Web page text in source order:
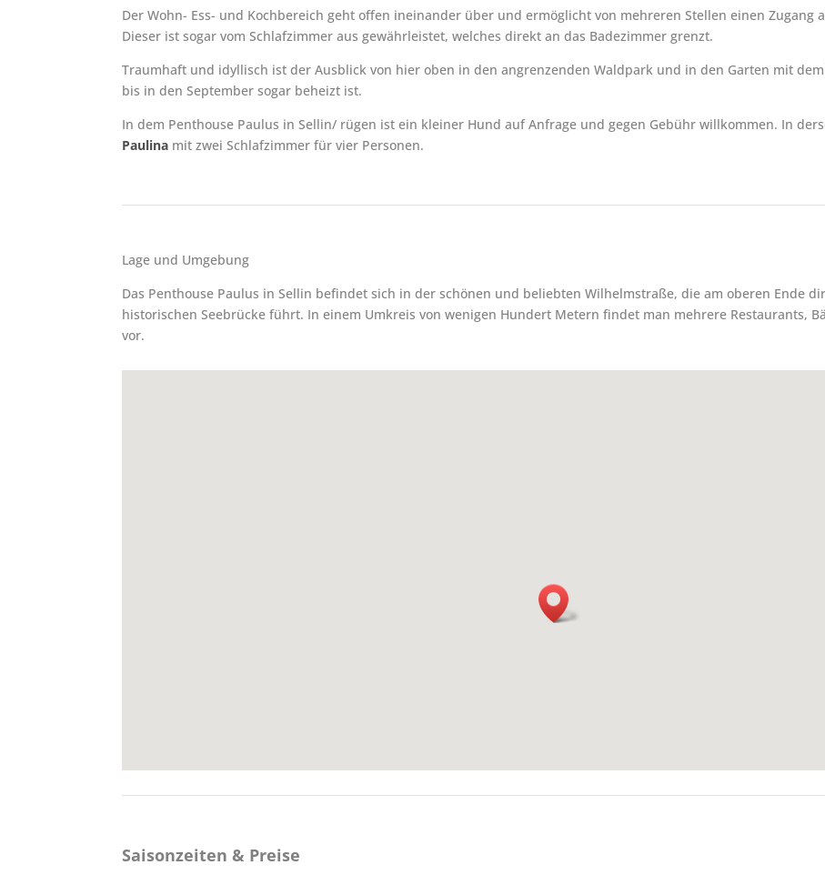
Der Wohn- Ess- und Kochbereich geht offen ineinander über und ermöglicht von mehreren Stellen einen Zugang
Dieser ist sogar vom Schlafzimmer aus gewährleistet, welches direkt an das Badezimmer grenzt.
Traumhaft und idyllisch ist der Ausblick von hier oben in den angrenzenden Waldpark und in den Garten mit
bis in den September sogar beheizt ist.
In dem Penthouse Paulus in Sellin/ rügen ist ein kleiner Hund auf Anfrage und gegen Gebühr willkommen. In
Paulina mit zwei Schlafzimmer für vier Personen.
Lage und Umgebung
Das Penthouse Paulus in Sellin befindet sich in der schönen und beliebten Wilhelmstraße, die am oberen Ende
historischen Seebrücke führt. In einem Umkreis von wenigen Hundert Metern findet man mehrere Restaurants,
vor.
Saisonzeiten & Preise